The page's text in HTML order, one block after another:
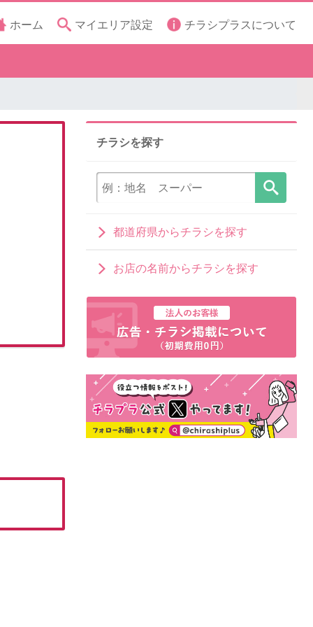
ホーム マイエリア設定 チラシプラスについて
チラシを探す
都道府県からチラシを探す
お店の名前からチラシを探す